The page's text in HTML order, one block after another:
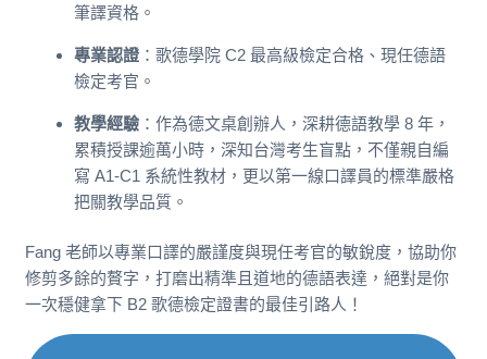
筆譯資格。
專業認證：歌德學院 C2 最高級檢定合格、現任德語
檢定考官。
教學經驗 ：作為德文桌創辦人，深耕德語教學 8 年，
累積授課逾萬小時，深知台灣考生盲點，不僅親自編
寫 A1-C1 系統性教材，更以第一線口譯員的標準嚴格
把關教學品質。
Fang 老師以專業口譯的嚴謹度與現任考官的敏銳度，協助你
修剪多餘的贅字，打磨出精準且道地的德語表達，絕對是你
一次穩健拿下 B2 歌德檢定證書的最佳引路人！